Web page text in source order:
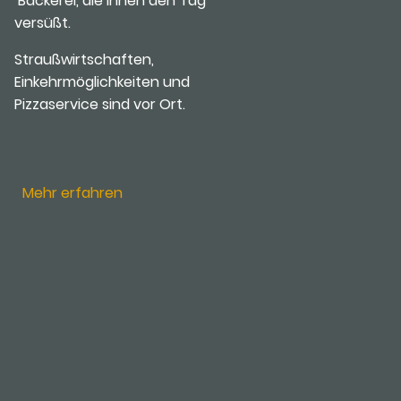
versüßt.
Straußwirtschaften,
Einkehrmöglichkeiten und
Pizzaservice sind vor Ort.
Mehr erfahren